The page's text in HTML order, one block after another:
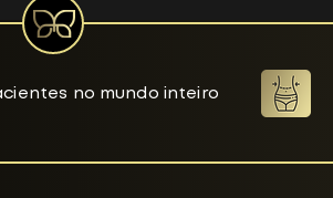
no mundo inteiro